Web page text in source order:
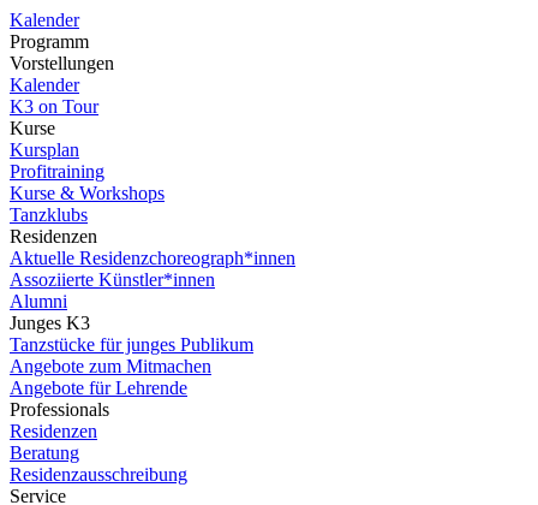
Kalender
Programm
Vorstellungen
Kalender
K3 on Tour
Kurse
Kursplan
Profitraining
Kurse & Workshops
Tanzklubs
Residenzen
Aktuelle Residenzchoreograph*innen
Assoziierte Künstler*innen
Alumni
Junges K3
Tanzstücke für junges Publikum
Angebote zum Mitmachen
Angebote für Lehrende
Professionals
Residenzen
Beratung
Residenzausschreibung
Service